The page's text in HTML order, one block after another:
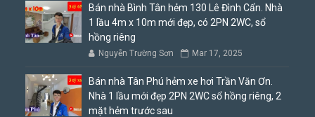
Bán nhà Bình Tân hẻm 130 Lê Đình Cẩn. Nhà
1 lầu 4m x 10m mới đẹp, có 2PN 2WC, sổ
hồng riêng
Nguyễn Trường Sơn Mar 17, 2025
Bán nhà Tân Phú hẻm xe hơi Trần Văn Ơn.
Nhà 1 lầu mới đẹp 2PN 2WC sổ hồng riêng, 2
mặt hẻm trước sau